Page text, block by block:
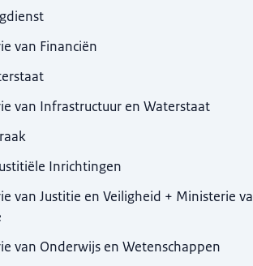
van Financiën
van Infrastructuur en Waterstaat
Inrichtingen
van Justitie en Veiligheid + Ministerie
van Onderwijs en Wetenschappen